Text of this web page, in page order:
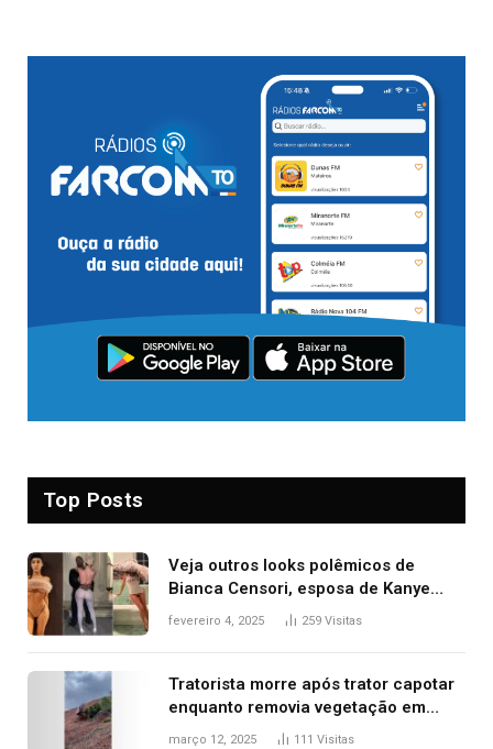
Top Posts
Veja outros looks polêmicos de
Bianca Censori, esposa de Kanye
West que apareceu nua no Grammy
fevereiro 4, 2025 259 Visitas
Tratorista morre após trator capotar
enquanto removia vegetação em
ribanceira de rodovia
março 12, 2025 111 Visitas